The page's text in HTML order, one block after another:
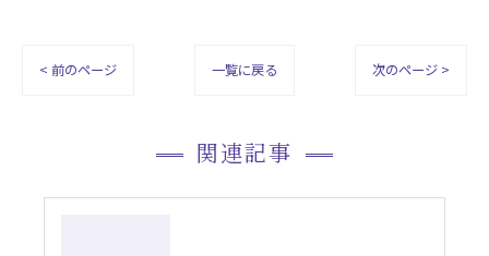
< 前のページ 一覧に戻る 次のページ >
関連記事